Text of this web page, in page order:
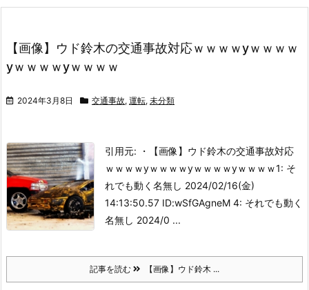
【画像】ウド鈴木の交通事故対応ｗｗｗｗyｗｗｗｗ
yｗｗｗｗyｗｗｗｗ
2024年3月8日 交通事故, 運転, 未分類
引用元: ・【画像】ウド鈴木の交通事故対応
ｗｗｗｗyｗｗｗｗyｗｗｗｗyｗｗｗｗ1: そ
れでも動く名無し 2024/02/16(金)
14:13:50.57 ID:wSfGAgneM 4: それでも動く
名無し 2024/0 ...
記事を読む 【画像】ウド鈴木 ...